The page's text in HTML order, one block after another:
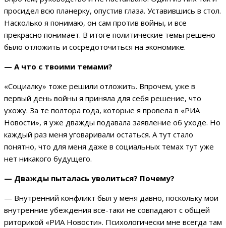
просидел всю планерку, опустив глаза. Уставившись в стол.
Насколько я понимаю, он сам против войны, и все
прекрасно понимает. В итоге политические темы решено
было отложить и сосредоточиться на экономике.
— А что с твоими темами?
«Социалку» тоже решили отложить. Впрочем, уже в
первый день войны я приняла для себя решение, что
ухожу. За те полтора года, которые я провела в «РИА
Новости», я уже дважды подавала заявление об уходе. Но
каждый раз меня уговаривали остаться. А тут стало
понятно, что для меня даже в социальных темах тут уже
нет никакого будущего.
— Дважды пыталась уволиться? Почему?
— Внутренний конфликт был у меня давно, поскольку мои
внутренние убеждения все-таки не совпадают с общей
риторикой «РИА Новости». Психологически мне всегда там